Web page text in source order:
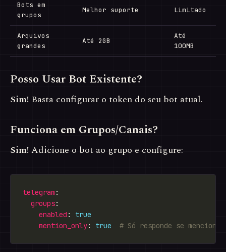
Bots em
grupos
Melhor suporte Limitado
Arquivos
grandes
Até 2GB
Até
100MB
Posso Usar Bot Existente?
Sim! Basta configurar o token do seu bot atual.
Funciona em Grupos/Canais?
Sim!Adicione o bot ao grupo e configure:
telegram
groups
enabled : true
mention_only: true # Só responde se